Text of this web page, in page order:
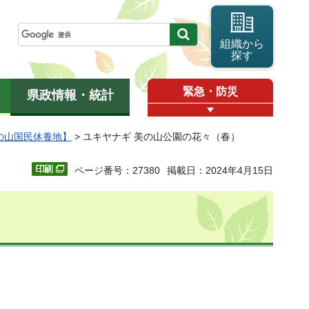
組織から
探す
県政情報・統計 緊急・防災
国民休養地】 > ユキヤナギ 美の山公園の花々（春）
ページ番号：27380 掲載日：2024年4月15日